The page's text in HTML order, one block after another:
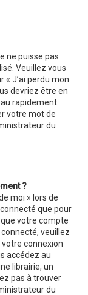
ne puisse pas
Veuillez vous
« J’ai perdu mon
devriez être en
rapidement.
votre mot de
du
?
moi » lors de
que pour
votre compte
veuillez
votre connexion
accédez au
librairie, un
pas à trouver
du